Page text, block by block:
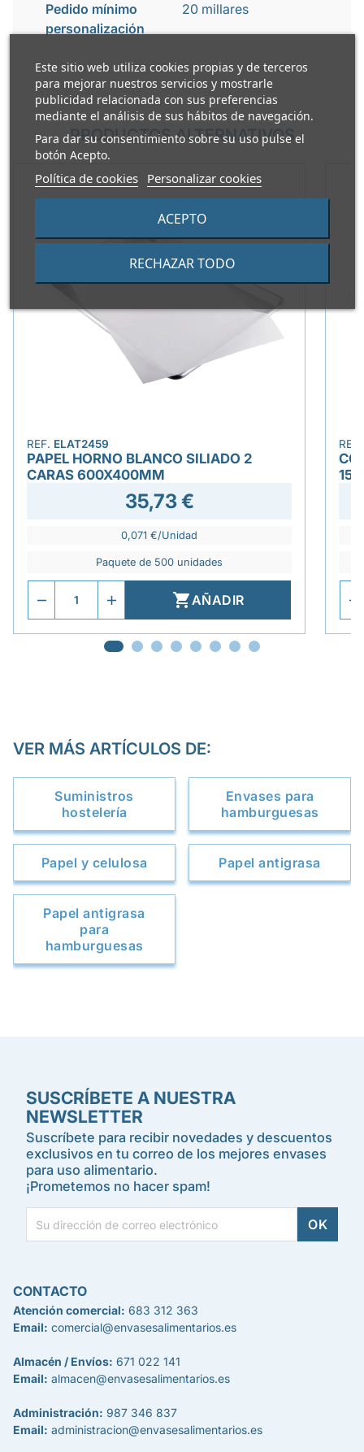
Este sitio web utiliza cookies propias y de terceros
para mejorar nuestros servicios y mostrarle
publicidad relacionada con sus preferencias
mediante el análisis de sus hábitos de navegación.
Para dar su consentimiento sobre su uso pulse el
botón Acepto.
Política de cookies Personalizar cookies
RECHAZAR TODO
ACEPTO
Pedido mínimo
personalización
20 millares
PRODUCTOS ALTERNATIVOS
REF. ELAT2459
PAPEL HORNO BLANCO SILIADO 2
CARAS 600X400MM
35,73 €
0,071 €/Unidad
Paquete de 500 unidades
AÑADIR
VER MÁS ARTÍCULOS DE:
Suministros
hostelería
Envases para
hamburguesas
Papel y celulosa Papel antigrasa
Papel antigrasa
para
hamburguesas
SUSCRÍBETE A NUESTRA
NEWSLETTER
Suscríbete para recibir novedades y descuentos
exclusivos en tu correo de los mejores envases
para uso alimentario.
¡Prometemos no hacer spam!
CONTACTO
Atención comercial: 683 312 363
Email: comercial@envasesalimentarios.es
Almacén / Envíos: 671 022 141
Email: almacen@envasesalimentarios.es
Administración: 987 346 837
Email: administracion@envasesalimentarios.es